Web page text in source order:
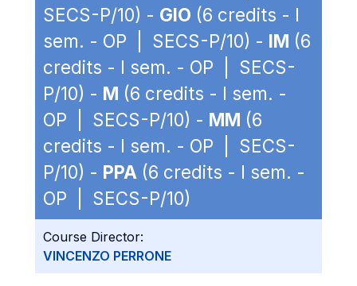
SECS-P/10) - GIO (6 credits - I
sem. - OP | SECS-P/10) - IM (6
credits - I sem. - OP | SECS-
P/10) - M (6 credits - I sem. -
OP | SECS-P/10) - MM (6
credits - I sem. - OP | SECS-
P/10) - PPA (6 credits - I sem. -
OP | SECS-P/10)
Course Director:
VINCENZO PERRONE